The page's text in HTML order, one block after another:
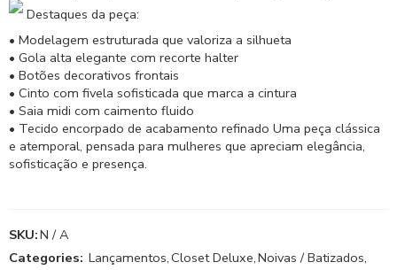
Destaques da peça:
• Modelagem estruturada que valoriza a silhueta
• Gola alta elegante com recorte halter
• Botões decorativos frontais
• Cinto com fivela sofisticada que marca a cintura
• Saia midi com caimento fluido
• Tecido encorpado de acabamento refinado Uma peça clássica
e atemporal, pensada para mulheres que apreciam elegância,
sofisticação e presença.
SKU:N / A
Categories: Lançamentos,Closet Deluxe,Noivas / Batizados,